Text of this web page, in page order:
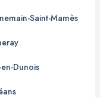
Saint-Mamès
Dunois